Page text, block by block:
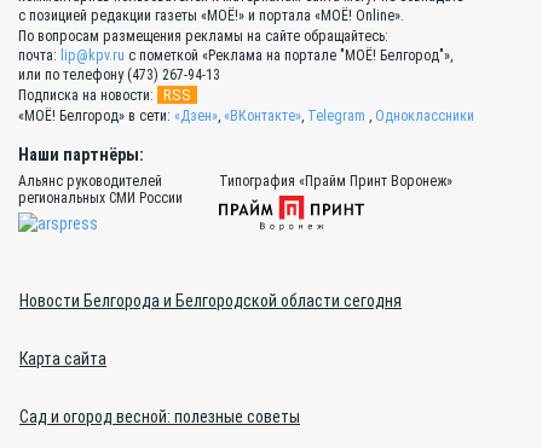
с позицией редакции газеты «МОЁ!» и портала «МОЁ! Online».
По вопросам размещения рекламы на сайте обращайтесь:
почта: lip@kpv.ru с пометкой «Реклама на портале "МОЁ! Белгород"»,
или по телефону (473) 267-94-13
Подписка на новости:
RSS
«МОЁ! Белгород» в сети: «Дзен», «ВКонтакте», Telegram , Одноклассники
Наши партнёры:
Альянс руководителей
региональных СМИ России
Типография «Прайм Принт Воронеж»
Новости Белгорода и Белгородской области сегодня
Карта сайта
Сад и огород весной: полезные советы